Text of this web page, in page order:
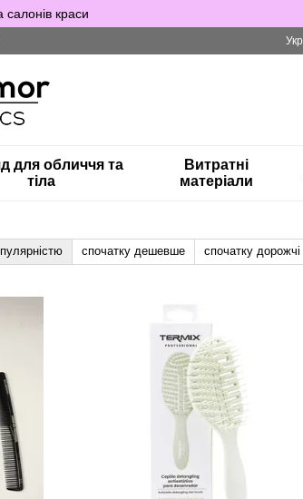
салонів краси
Укр
для обличчя та
тіла
Витратні
матеріали
спочатку дешевше спочатку дорожчі